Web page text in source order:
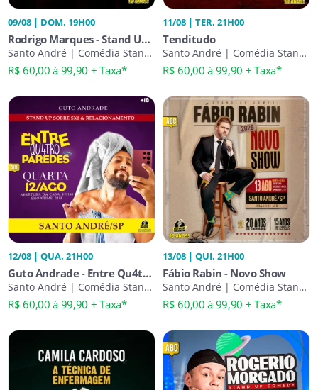
09/08 | DOM. 19H00
Rodrigo Marques - Stand Up
Comedy
Santo André | Comédia Stand-
Up
R$ 60,00 à 99,90 + Taxa*
11/08 | TER. 21H00
Tenditudo
Santo André | Comédia Stand-
Up
R$ 60,00 à 99,90 + Taxa*
12/08 | QUA. 21H00
Guto Andrade - Entre Qu4tro
Paredes
Santo André | Comédia Stand-
Up
R$ 60,00 à 99,90 + Taxa*
13/08 | QUI. 21H00
Fábio Rabin - Novo Show
Santo André | Comédia Stand-
Up
R$ 60,00 à 99,90 + Taxa*